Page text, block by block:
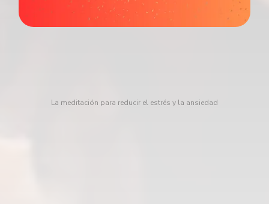
La meditación para reducir el estrés y la ansiedad